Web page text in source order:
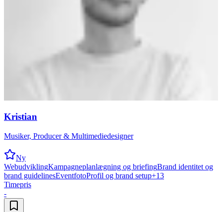
Kristian
Musiker, Producer & Multimediedesigner
Ny
WebudviklingKampagneplanlægning og briefingBrand identitet og
brand guidelinesEventfotoProfil og brand setup+13
Timepris
-